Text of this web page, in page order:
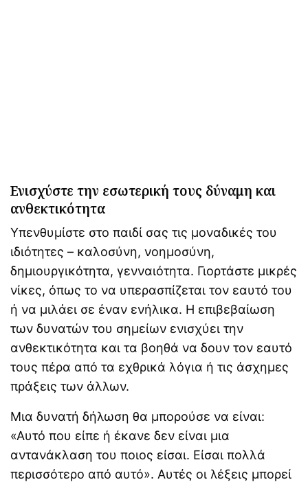
Ενισχύστε την εσωτερική τους δύναμη και
ανθεκτικότητα
Υπενθυμίστε στο παιδί σας τις μοναδικές του
ιδιότητες – καλοσύνη, νοημοσύνη,
δημιουργικότητα, γενναιότητα. Γιορτάστε μικρές
νίκες, όπως το να υπερασπίζεται τον εαυτό του
ή να μιλάει σε έναν ενήλικα. Η επιβεβαίωση
των δυνατών του σημείων ενισχύει την
ανθεκτικότητα και τα βοηθά να δουν τον εαυτό
τους πέρα ​​από τα εχθρικά λόγια ή τις άσχημες
πράξεις των άλλων.
Μια δυνατή δήλωση θα μπορούσε να είναι:
«Αυτό που είπε ή έκανε δεν είναι μια
αντανάκλαση του ποιος είσαι. Είσαι πολλά
περισσότερο από αυτό». Αυτές οι λέξεις μπορεί